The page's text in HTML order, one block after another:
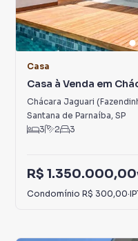
Casa
Casa à Venda em
Chácara Jaguari
Santana de Parnaíba, SP
3
2 3
R$ 1.350.000,00
Condomínio R$ 300,00·